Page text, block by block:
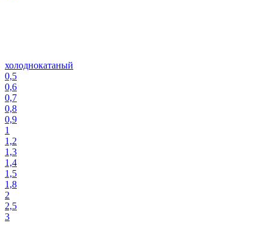
холоднокатаный
0,5
0,6
0,7
0,8
0,9
1
1,2
1,3
1,4
1,5
1,8
2
2,5
3